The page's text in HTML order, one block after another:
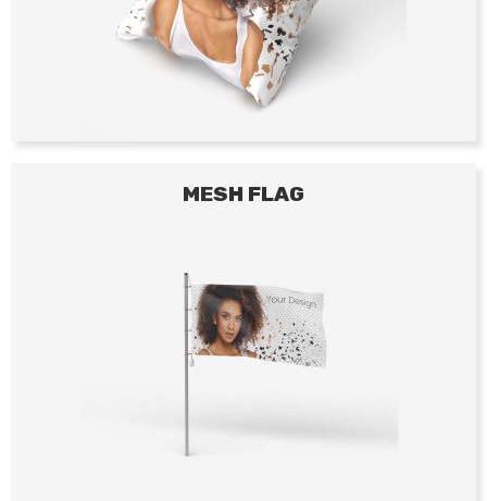
MESH FLAG